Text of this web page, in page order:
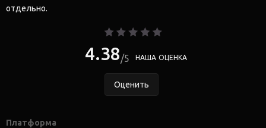
отдельно.
4.38 5 НАША ОЦЕНКА
Оценить
Платформа